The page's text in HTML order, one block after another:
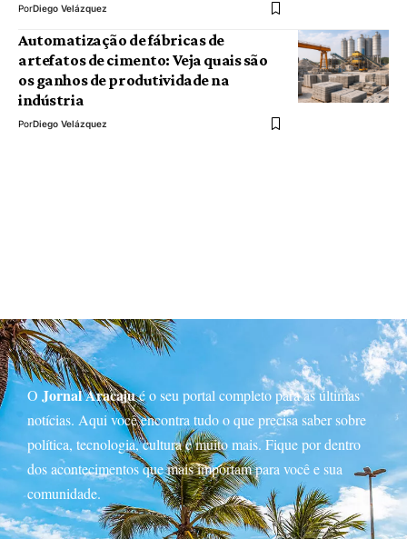
PorDiego Velázquez
Automatização de fábricas de
artefatos de cimento: Veja quais são
os ganhos de produtividade na
indústria
PorDiego Velázquez
O Jornal Aracajué o seu portal completo para as últimas
notícias. Aqui você encontra tudo o que precisa saber sobre
política, tecnologia, cultura e muito mais. Fique por dentro
dos acontecimentos que mais importam para você e sua
comunidade.